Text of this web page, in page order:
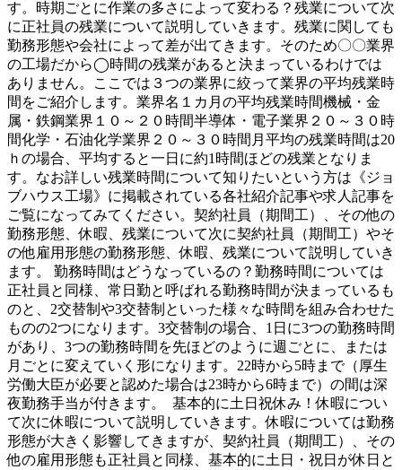
す。時期ごとに作業の多さによって変わる？残業について次
に正社員の残業について説明していきます。残業に関しても
勤務形態や会社によって差が出てきます。そのため〇〇業界
の工場だから◯時間の残業があると決まっているわけでは
ありません。ここでは３つの業界に絞って業界の平均残業時
間をご紹介します。業界名１カ月の平均残業時間機械・金
属・鉄鋼業界１０～２０時間半導体・電子業界２０～３０時
間化学・石油化学業界２０～３０時間月平均の残業時間は20
ｈの場合、平均すると一日に約1時間ほどの残業となりま
す。なお詳しい残業時間について知りたいという方は《ジョ
ブハウス工場》に掲載されている各社紹介記事や求人記事を
ご覧になってみてください。契約社員（期間工）、その他の
勤務形態、休暇、残業について次に契約社員（期間工）やそ
の他雇用形態の勤務形態、休暇、残業について説明していき
ます。 勤務時間はどうなっているの？勤務時間については
正社員と同様、常日勤と呼ばれる勤務時間が決まっているも
のと、2交替制や3交替制といった様々な時間を組み合わせた
ものの2つになります。3交替制の場合、1日に3つの勤務時間
があり、3つの勤務時間を先ほどのように週ごとに、または
月ごとに変えていく形になります。22時から5時まで（厚生
労働大臣が必要と認めた場合は23時から6時まで）の間は深
夜勤務手当が付きます。 基本的に土日祝休み！休暇につい
て次に休暇について説明していきます。休暇については勤務
形態が大きく影響してきますが、契約社員（期間工）、その
他の雇用形態も正社員と同様、基本的に土日・祝日が休日と